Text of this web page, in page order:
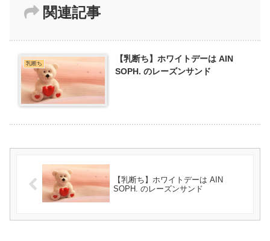
関連記事
乳断ち
【乳断ち】ホワイトデーは AIN
SOPH. のレーズンサンド
【乳断ち】ホワイトデーは AIN
SOPH. のレーズンサンド